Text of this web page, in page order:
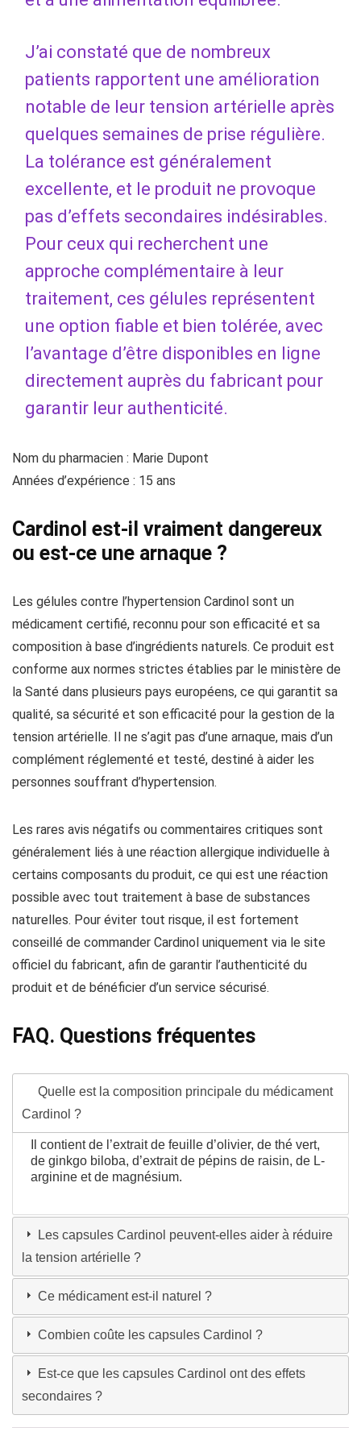
J’ai constaté que de nombreux
patients rapportent une amélioration
notable de leur tension artérielle après
quelques semaines de prise régulière.
La tolérance est généralement
excellente, et le produit ne provoque
pas d’effets secondaires indésirables.
Pour ceux qui recherchent une
approche complémentaire à leur
traitement, ces gélules représentent
une option fiable et bien tolérée, avec
l’avantage d’être disponibles en ligne
directement auprès du fabricant pour
garantir leur authenticité.
Nom du pharmacien : Marie Dupont
Années d’expérience : 15 ans
Cardinol est-il vraiment dangereux
ou est-ce une arnaque ?
Les gélules contre l’hypertension Cardinol sont un
médicament certifié, reconnu pour son efficacité et sa
composition à base d’ingrédients naturels. Ce produit est
conforme aux normes strictes établies par le ministère de
la Santé dans plusieurs pays européens, ce qui garantit sa
qualité, sa sécurité et son efficacité pour la gestion de la
tension artérielle. Il ne s’agit pas d’une arnaque, mais d’un
complément réglementé et testé, destiné à aider les
personnes souffrant d’hypertension.
Les rares avis négatifs ou commentaires critiques sont
généralement liés à une réaction allergique individuelle à
certains composants du produit, ce qui est une réaction
possible avec tout traitement à base de substances
naturelles. Pour éviter tout risque, il est fortement
conseillé de commander Cardinol uniquement via le site
officiel du fabricant, afin de garantir l’authenticité du
produit et de bénéficier d’un service sécurisé.
FAQ. Questions fréquentes
Quelle est la composition principale du médicament
Cardinol ?
Il contient de l’extrait de feuille d’olivier, de thé vert,
de ginkgo biloba, d’extrait de pépins de raisin, de L-
arginine et de magnésium.
Les capsules Cardinol peuvent-elles aider à réduire
la tension artérielle ?
Ce médicament est-il naturel ?
Combien coûte les capsules Cardinol ?
Est-ce que les capsules Cardinol ont des effets
secondaires ?